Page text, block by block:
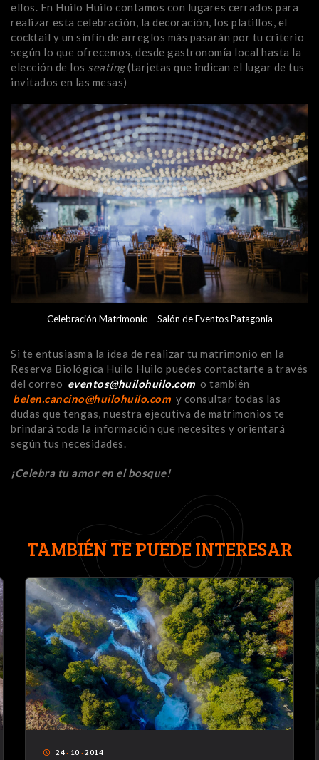
ellos. En Huilo Huilo contamos con lugares cerrados para
realizar esta celebración, la decoración, los platillos, el
cocktail y un sinfín de arreglos más pasarán por tu criterio
según lo que ofrecemos, desde gastronomía local hasta la
elección de los seating(tarjetas que indican el lugar de tus
invitados en las mesas)
Celebración Matrimonio – Salón de Eventos Patagonia
Si te entusiasma la idea de realizar tu matrimonio en la
Reserva Biológica Huilo Huilo puedes contactarte a través
del correo eventos@huilohuilo.com o también
belen.cancino@huilohuilo.com y consultar todas las
dudas que tengas, nuestra ejecutiva de matrimonios te
brindará toda la información que necesites y orientará
según tus necesidades.
¡Celebra tu amor en el bosque!
TAMBIÉN TE PUEDE INTERESAR
access_time 24· 10 · 2014